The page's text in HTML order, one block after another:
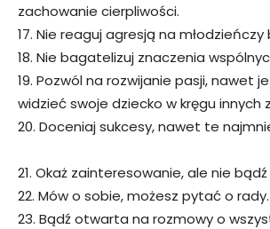
zachowanie cierpliwości.
17. Nie reaguj agresją na młodzieńczy
18. Nie bagatelizuj znaczenia
19. Pozwól na rozwijanie pasji, nawet
widzieć swoje dziecko w kręgu innych
20. Doceniaj sukcesy, nawet te
21. Okaż zainteresowanie, ale nie
22. Mów o sobie, możesz pytać o rady.
23. Bądź otwarta na rozmowy o